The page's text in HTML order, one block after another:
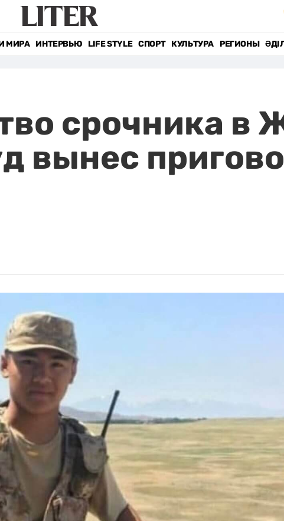
МИРА ИНТЕРВЬЮ LIFE STYLE СПОРТ КУЛЬТУРА РЕГИОНЫ
срочника в
вынес